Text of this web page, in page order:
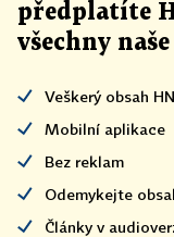
předplatíte
všechny
Veškerý obsah
Mobilní aplikace
Bez reklam
Odemykejte
Články v